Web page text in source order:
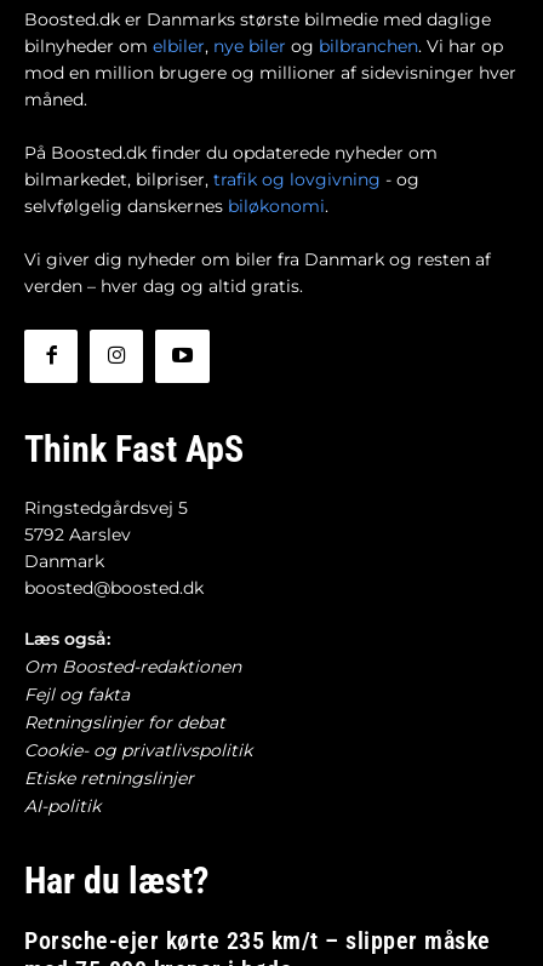
Boosted.dk er Danmarks største bilmedie med daglige
bilnyheder om elbiler, nye biler og bilbranchen. Vi har op
mod en million brugere og millioner af sidevisninger hver
måned.
På Boosted.dk finder du opdaterede nyheder om
bilmarkedet, bilpriser, trafik og lovgivning - og
selvfølgelig danskernes biløkonomi.
Vi giver dig nyheder om biler fra Danmark og resten af
verden – hver dag og altid gratis.
Think Fast ApS
Ringstedgårdsvej 5
5792 Aarslev
Danmark
boosted@boosted.dk
Læs også:
Om Boosted-redaktionen
Fejl og fakta
Retningslinjer for debat
Cookie- og privatlivspolitik
Etiske retningslinjer
AI-politik
Har du læst?
Porsche-ejer kørte 235 km/t – slipper måske